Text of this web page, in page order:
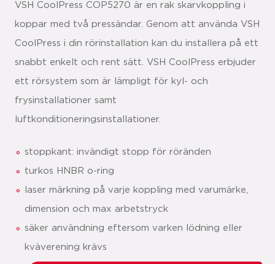
VSH CoolPress COP5270 är en rak skarvkoppling i
koppar med två pressändar. Genom att använda VSH
CoolPress i din rörinstallation kan du installera på ett
snabbt enkelt och rent sätt. VSH CoolPress erbjuder
ett rörsystem som är lämpligt för kyl- och
frysinstallationer samt
luftkonditioneringsinstallationer.
stoppkant: invändigt stopp för röränden
turkos HNBR o-ring
laser märkning på varje koppling med varumärke,
dimension och max arbetstryck
säker användning eftersom varken lödning eller
kväverening krävs